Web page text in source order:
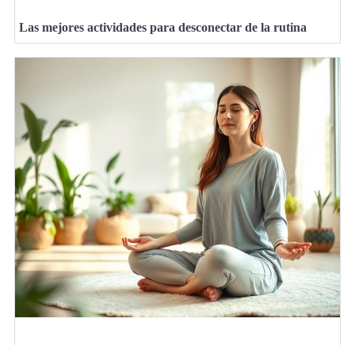
Las mejores actividades para desconectar de la rutina